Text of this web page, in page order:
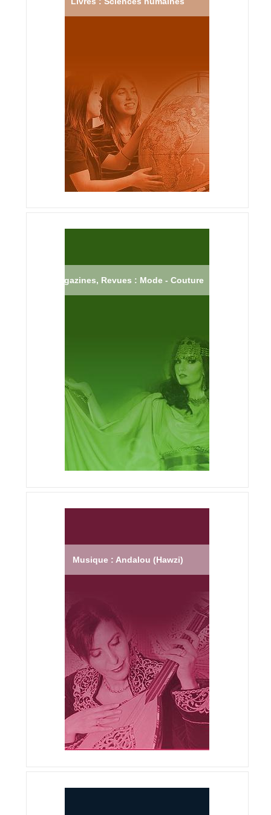
Magazines, Revues : Mode - Couture
Musique : Andalou (Hawzi)